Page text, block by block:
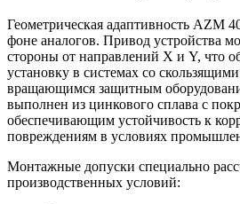
Геометрическая адаптивность AZM
фоне аналогов. Привод устройства
стороны от направлений X и Y, что
установку в системах со
вращающимся защитным
выполнен из цинкового сплава с
обеспечивающим устойчивость к
повреждениям в условиях
Монтажные допуски специально
производственных условий: